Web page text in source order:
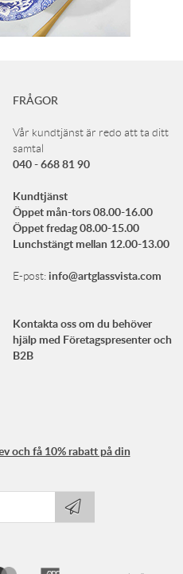
FRÅGOR
Vår kundtjänst är redo att ta ditt
samtal
040 - 668 81 90
Kundtjänst
Öppet mån-tors 08.00-16.00
Öppet fredag 08.00-15.00
Lunchstängt mellan 12.00-13.00
E-post:info@artglassvista.com
Kontakta oss om du behöver
hjälp med Företagspresenter och
B2B
och få 10% rabatt på din